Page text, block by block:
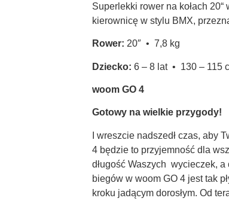
Superlekki rower na kołach
kierownicę w stylu BMX,
Rower: 20″ • 7,8 kg
Dziecko:6 – 8 lat • 130 – 115
woom GO 4
Gotowy na wielkie przygody!
I wreszcie nadszedł czas, aby
4 będzie to przyjemność dla
długość Waszych wycieczek,
biegów w woom GO 4 jest tak
kroku jadącym dorosłym. Od